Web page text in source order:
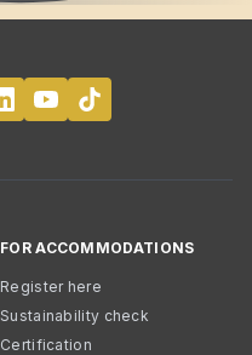
FOR ACCOMMODATIONS
Register here
Sustainability check
Certification